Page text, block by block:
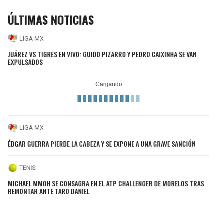
ÚLTIMAS NOTICIAS
LIGA MX
JUÁREZ VS TIGRES EN VIVO: GUIDO PIZARRO Y PEDRO CAIXINHA SE VAN
EXPULSADOS
LIGA MX
ÉDGAR GUERRA PIERDE LA CABEZA Y SE EXPONE A UNA GRAVE SANCIÓN
TENIS
MICHAEL MMOH SE CONSAGRA EN EL ATP CHALLENGER DE MORELOS TRAS
REMONTAR ANTE TARO DANIEL